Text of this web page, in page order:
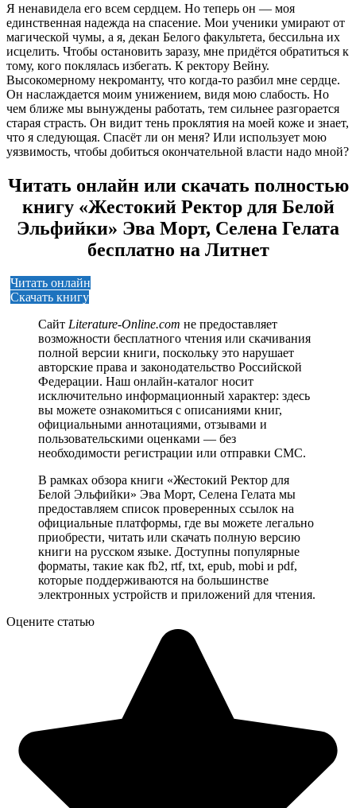
Я ненавидела его всем сердцем. Но теперь он — моя
единственная надежда на спасение. Мои ученики умирают от
магической чумы, а я, декан Белого факультета, бессильна их
исцелить. Чтобы остановить заразу, мне придётся обратиться к
тому, кого поклялась избегать. К ректору Вейну.
Высокомерному некроманту, что когда-то разбил мне сердце.
Он наслаждается моим унижением, видя мою слабость. Но
чем ближе мы вынуждены работать, тем сильнее разгорается
старая страсть. Он видит тень проклятия на моей коже и знает,
что я следующая. Спасёт ли он меня? Или использует мою
уязвимость, чтобы добиться окончательной власти надо мной?
Читать онлайн или скачать полностью
книгу «Жестокий Ректор для Белой
Эльфийки» Эва Морт, Селена Гелата
бесплатно на Литнет
Читать онлайн
Скачать книгу
Сайт Literature-Online.com не предоставляет
возможности бесплатного чтения или скачивания
полной версии книги, поскольку это нарушает
авторские права и законодательство Российской
Федерации. Наш онлайн-каталог носит
исключительно информационный характер: здесь
вы можете ознакомиться с описаниями книг,
официальными аннотациями, отзывами и
пользовательскими оценками — без
необходимости регистрации или отправки СМС.
В рамках обзора книги «Жестокий Ректор для
Белой Эльфийки» Эва Морт, Селена Гелата мы
предоставляем список проверенных ссылок на
официальные платформы, где вы можете легально
приобрести, читать или скачать полную версию
книги на русском языке. Доступны популярные
форматы, такие как fb2, rtf, txt, epub, mobi и pdf,
которые поддерживаются на большинстве
электронных устройств и приложений для чтения.
Оцените статью